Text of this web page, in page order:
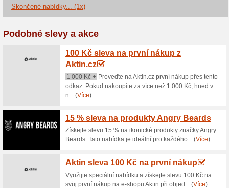
Využijte na
poradenství při výběru
pleť doma. Více na
Věrnostní program v
100% fungovalo
Akce
Pro účast ve věrnostním